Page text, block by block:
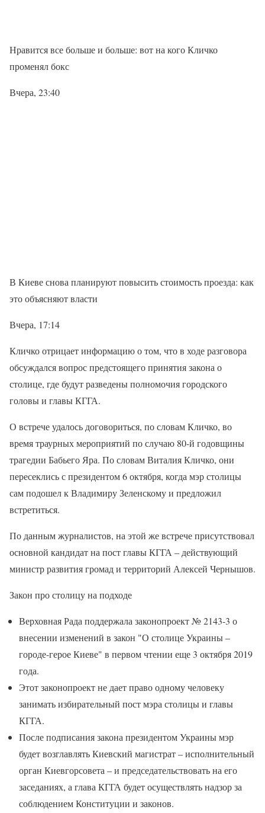
Нравится все больше и больше: вот на кого Кличко
променял бокс
Вчера, 23:40
В Киеве снова планируют повысить стоимость проезда: как
это объясняют власти
Вчера, 17:14
Кличко отрицает информацию о том, что в ходе разговора
обсуждался вопрос предстоящего принятия закона о
столице, где будут разведены полномочия городского
головы и главы КГГА.
О встрече удалось договориться, по словам Кличко, во
время траурных мероприятий по случаю 80-й годовщины
трагедии Бабьего Яра. По словам Виталия Кличко, они
пересеклись с президентом 6 октября, когда мэр столицы
сам подошел к Владимиру Зеленскому и предложил
встретиться.
По данным журналистов, на этой же встрече присутствовал
основной кандидат на пост главы КГГА – действующий
министр развития громад и территорий Алексей Чернышов.
Закон про столицу на подходе
Верховная Рада поддержала законопроект № 2143-3 о
внесении изменений в закон "О столице Украины –
городе-герое Киеве" в первом чтении еще 3 октября 2019
года.
Этот законопроект не дает право одному человеку
занимать избирательный пост мэра столицы и главы
КГГА.
После подписания закона президентом Украины мэр
будет возглавлять Киевский магистрат – исполнительный
орган Киевгорсовета – и председательствовать на его
заседаниях, а глава КГГА будет осуществлять надзор за
соблюдением Конституции и законов.